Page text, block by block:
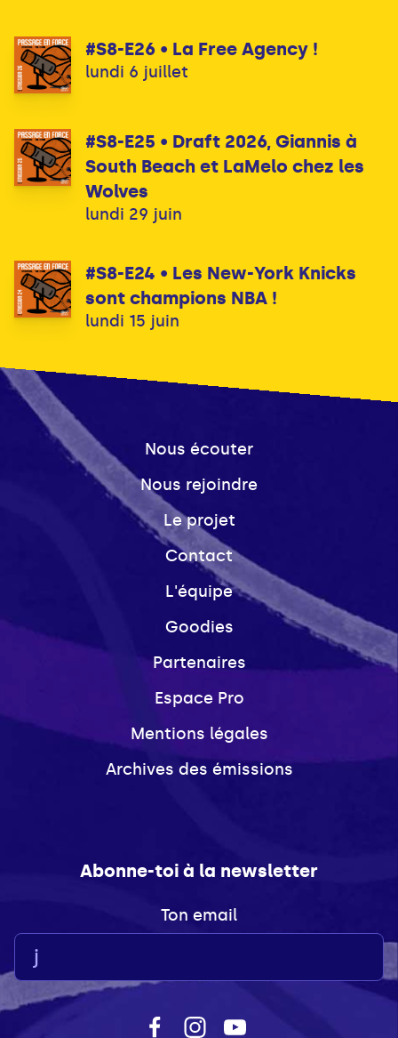
#S8-E26 • La Free Agency !
lundi 6 juillet
#S8-E25 • Draft 2026, Giannis à
South Beach et LaMelo chez les
Wolves
lundi 29 juin
#S8-E24 • Les New-York Knicks
sont champions NBA !
lundi 15 juin
Nous écouter
Nous rejoindre
Le projet
Contact
L'équipe
Goodies
Partenaires
Espace Pro
Mentions légales
Archives des émissions
Abonne-toi à la newsletter
Ton email